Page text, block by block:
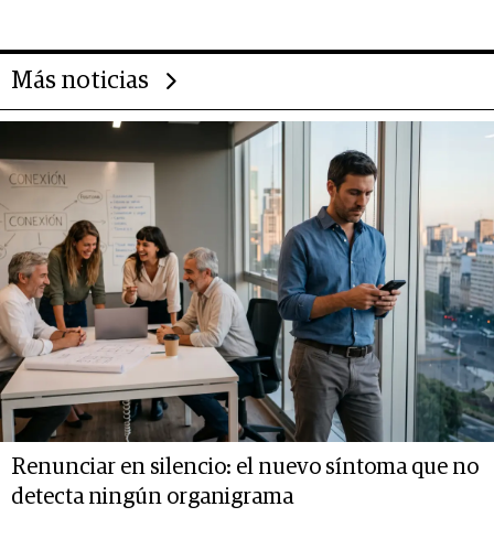
Más noticias
Renunciar en silencio: el nuevo síntoma que no
detecta ningún organigrama